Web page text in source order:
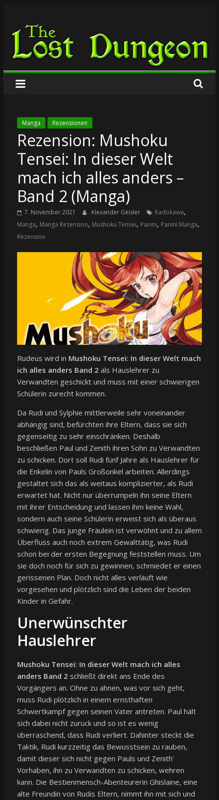
springen
The
Lost
Dungeon
Manga Rezensionen
Rezension: Mushoku
Tensei: In dieser Welt
mach ich alles anders –
Band 2 (Manga)
7. November 2021 Alexander Geisler Kadokawa,
Manga, Manga Rezension, Mushoku Tensei, Panini, Panini Manga,
Rezension
Rudeus wird in Mushoku Tensei: In dieser Welt mach
ich alles anders Band 2 als Hauslehrer zu
Verwandten geschickt und muss mit einer schwierigen
Schülerin zurecht kommen.
Da Rudi und Sylphie mittlerweile sehr voneinander
abhängig sind, befürchten ihre Eltern, dass sie sich
gegenseitig zu sehr einschränken. Deshalb
beschließen Paul und Zenith ihren Sohn zu Verwandten
zu schicken. Dort soll Rudi fünf Jahre als Hauslehrer für
die Enkelin von Pauls Großonkel arbeiten. Allerdings
gestaltet sich das als weitaus komplizierter, als Rudi
erwartet hat. Nicht nur überrumpeln ihn seine Eltern
mit ihrer Entscheidung und lassen ihm keine Wahl,
sondern auch seine Schülerin erweist sich als überaus
schwierig. Das junge Fräulein ist verwöhnt und zu allem
Überfluss auch noch extrem Gewalttätig, was Rudi
schon bei der ersten Begegnung feststellen muss. Um
sie doch noch für sich zu gewinnen, schmiedet er einen
gerissenen Plan. Doch nicht alles verläuft wie
vorgesehen und plötzlich sind die Leben der beiden
Kinder in Gefahr.
Unerwünschter
Hauslehrer
Mushoku Tensei: In dieser Welt mach ich alles
anders Band 2 schließt direkt ans Ende des
Vorgängers an. Ohne zu ahnen, was vor sich geht,
muss Rudi plötzlich in einem ernsthaften
Schwertkampf gegen seinen Vater antreten. Paul hält
sich dabei nicht zurück und so ist es wenig
überraschend, dass Rudi verliert. Dahinter steckt die
Taktik, Rudi kurzzeitig das Bewusstsein zu rauben,
damit dieser sich nicht gegen Pauls und Zenith’
Vorhaben, ihn zu Verwandten zu schicken, wehren
kann. Die Bestienmensch-Abenteurerin Ghislaine, eine
alte Freundin von Rudis Eltern, nimmt ihn mit sich und